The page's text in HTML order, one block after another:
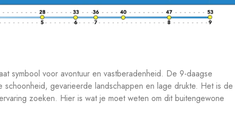
symbool voor avontuur en vastberadenheid. De 9-daagse
gevarieerde landschappen en lage drukte. Het is de
zoeken. Hier is wat je moet weten om dit buitengewone